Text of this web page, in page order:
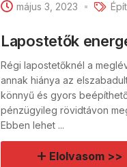
május 3, 2023
Lapostetők
Régi lapostetőknél a
annak hiánya az
könnyű és gyors
pénzügyileg rövidtávon
Ebben lehet ...
Elolvasom >>